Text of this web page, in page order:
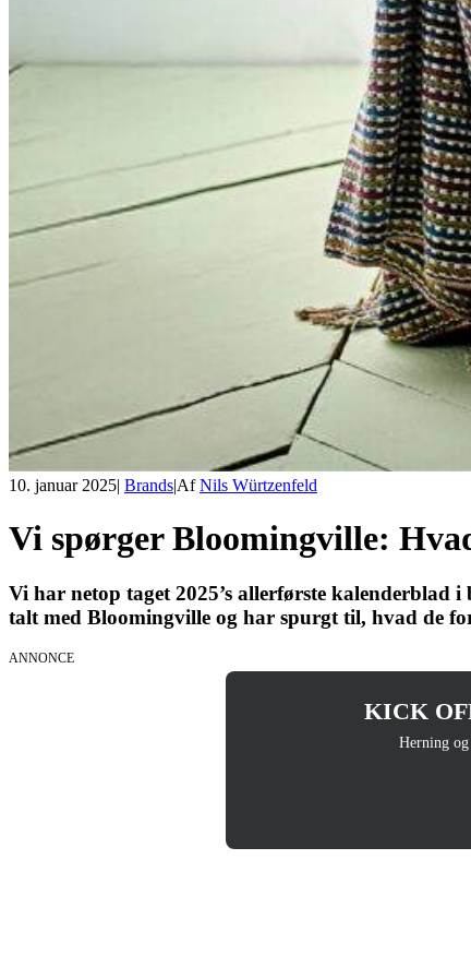
10. januar 2025| Brands|AfNils Würtzenfeld
Vi spørger Bloomingville:
Vi har netop taget 2025’s allerførste
talt med Bloomingville og har spurgt til, hvad de
ANNONCE
KICK
Herning